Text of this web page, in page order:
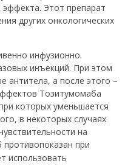
лимфомы. Его
лекарственные
Этот препарат
инфузионно.
инъекций. При этом
антитела, а после этого –
Тозитумомаба
которых уменьшается
в некоторых случаях
на